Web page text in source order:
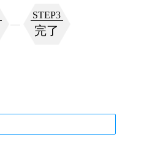
STEP3
完了